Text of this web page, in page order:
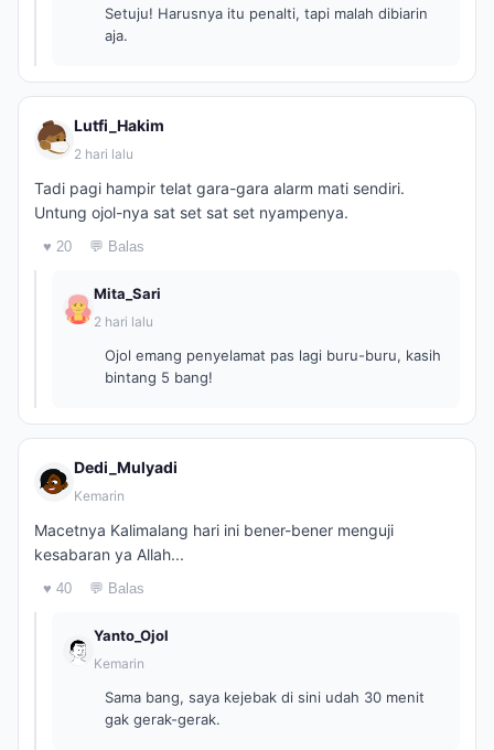
Setuju! Harusnya itu penalti, tapi malah dibiarin
aja.
Lutfi_Hakim
2 hari lalu
Tadi pagi hampir telat gara-gara alarm mati sendiri.
Untung ojol-nya sat set sat set nyampenya.
♥ 20 💬 Balas
Mita_Sari
2 hari lalu
Ojol emang penyelamat pas lagi buru-buru, kasih
bintang 5 bang!
Dedi_Mulyadi
Kemarin
Macetnya Kalimalang hari ini bener-bener menguji
kesabaran ya Allah...
♥ 40 💬 Balas
Yanto_Ojol
Kemarin
Sama bang, saya kejebak di sini udah 30 menit
gak gerak-gerak.